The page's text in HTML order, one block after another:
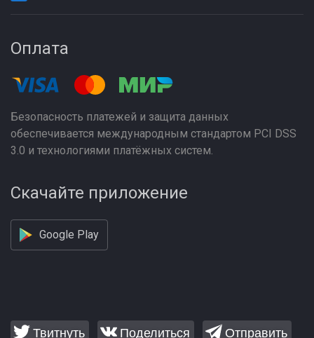
Оплата
Безопасность платежей и защита данных
обеспечивается международным стандартом PCI DSS
3.0 и технологиями платёжных систем.
Скачайте приложение
Google Play
Твитнуть Поделиться Отправить